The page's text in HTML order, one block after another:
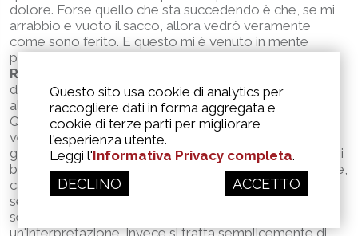
Questo sito usa cookie di analytics per
raccogliere dati in forma aggregata e
cookie di terze parti per migliorare
l'esperienza utente.
Leggi l'Informativa Privacy completa.
DECLINO ACCETTO
dolore. Forse quello che sta succedendo è che, se mi
arrabbio e vuoto il sacco, allora vedrò veramente
come sono ferito. E questo mi è venuto in mente
proprio mentre mi parlavi.
Rogers: 24
del dolore che potresti provare se ti abbandoni
all'esperienza della rabbia.
Qui, nelle sue prime tre affermazioni (21, 22, 23)
vediamo Rogers: essere estremamente personale e
genuino, vediamo il suo sé trasparente. Le affermazioni
bloccano il Sig. J. nei suoi percorsi di rabbia emozionale,
catalizzandolo verso un livello più profondo di
sentimento, il suo dolore. Di per sé, il responso
seguente di
un'interpretazione, invece si tratta semplicemente di